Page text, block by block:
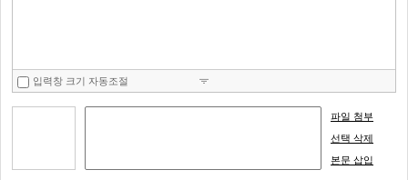
뛰
입력창 크기 자동조절
파일 첨부
선택 삭제
본문 삽입